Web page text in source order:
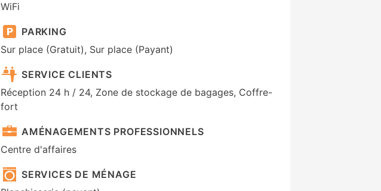
WiFi
PARKING
Sur place (Gratuit), Sur place (Payant)
SERVICE CLIENTS
Réception 24 h / 24, Zone de stockage de bagages, Coffre-
fort
AMÉNAGEMENTS PROFESSIONNELS
Centre d'affaires
SERVICES DE MÉNAGE